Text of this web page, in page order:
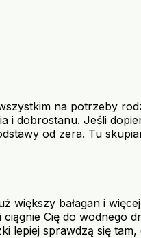
na potrzeby
i dobrostanu. Jeśli
od zera. Tu
większy bałagan i
ciągnie Cię do wodnego
lepiej sprawdzą się tam,